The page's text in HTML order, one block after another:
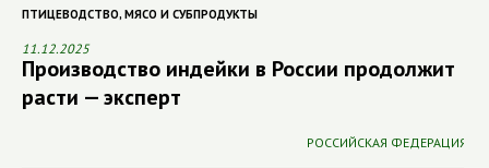
ПТИЦЕВОДСТВО, МЯСО И СУБПРОДУКТЫ
11.12.2025
Производство индейки в России продолжит
расти — эксперт
РОССИЙСКАЯ ФЕДЕРАЦИЯ